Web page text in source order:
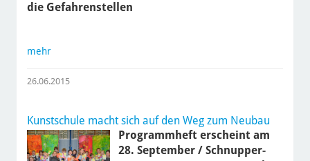
die Gefahrenstellen
mehr
26.06.2015
Kunstschule macht sich auf den Weg zum Neubau
Programmheft erscheint am
28. September / Schnupper-